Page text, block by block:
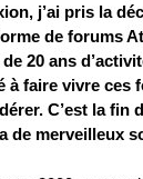
j’ai pris la
de forums
20 ans
à faire vivre ces
C’est la fin
de merveilleux